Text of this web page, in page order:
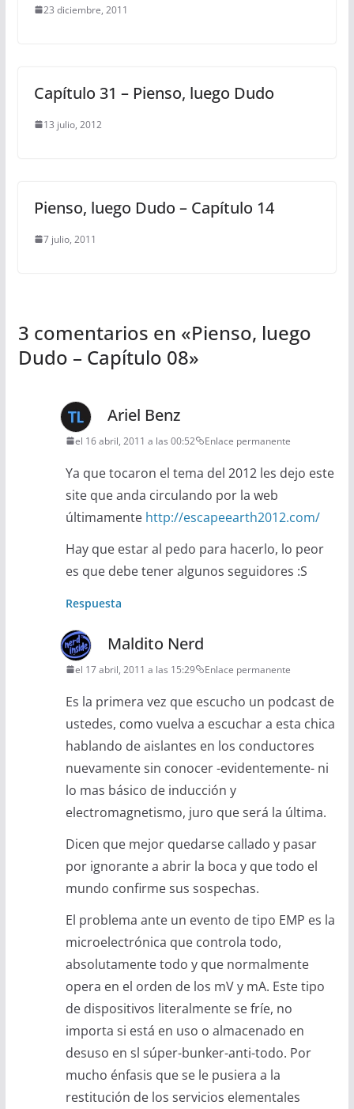
23 diciembre, 2011
Capítulo 31 – Pienso, luego Dudo
13 julio, 2012
Pienso, luego Dudo – Capítulo 14
7 julio, 2011
3 comentarios en «Pienso, luego
Dudo – Capítulo 08»
Ariel Benz
el 16 abril, 2011 a las 00:52 Enlace permanente
Ya que tocaron el tema del 2012 les dejo este
site que anda circulando por la web
últimamente http://escapeearth2012.com/
Hay que estar al pedo para hacerlo, lo peor
es que debe tener algunos seguidores :S
Respuesta
Maldito Nerd
el 17 abril, 2011 a las 15:29 Enlace permanente
Es la primera vez que escucho un podcast de
ustedes, como vuelva a escuchar a esta chica
hablando de aislantes en los conductores
nuevamente sin conocer -evidentemente- ni
lo mas básico de inducción y
electromagnetismo, juro que será la última.
Dicen que mejor quedarse callado y pasar
por ignorante a abrir la boca y que todo el
mundo confirme sus sospechas.
El problema ante un evento de tipo EMP es la
microelectrónica que controla todo,
absolutamente todo y que normalmente
opera en el orden de los mV y mA. Este tipo
de dispositivos literalmente se fríe, no
importa si está en uso o almacenado en
desuso en sl súper-bunker-anti-todo. Por
mucho énfasis que se le pusiera a la
restitución de los servicios elementales